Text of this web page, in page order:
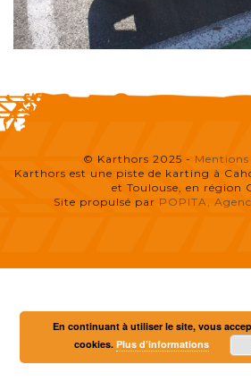
© Karthors 2025 - Mentions
Karthors est une piste de karting à
et Toulouse, en région
Site propulsé par POPITA,
En continuant à utiliser le site, vous
cookies.Plus d’informations